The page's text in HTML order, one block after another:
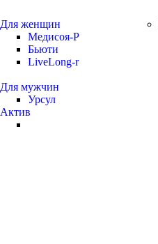
Для женщин
Медисоя-Р
Бьюти
LiveLong-r
Для мужчин
Урсул
Актив